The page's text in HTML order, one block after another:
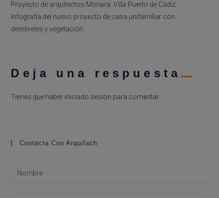
Proyecto de arquitectos Moraira: Villa Puerto de Cádiz.
Infografía del nuevo proyecto de casa unifamiliar con
desniveles y vegetación.
Deja una respuesta
Tienes que haber iniciado sesión para comentar.
Contacta Con Arquifach